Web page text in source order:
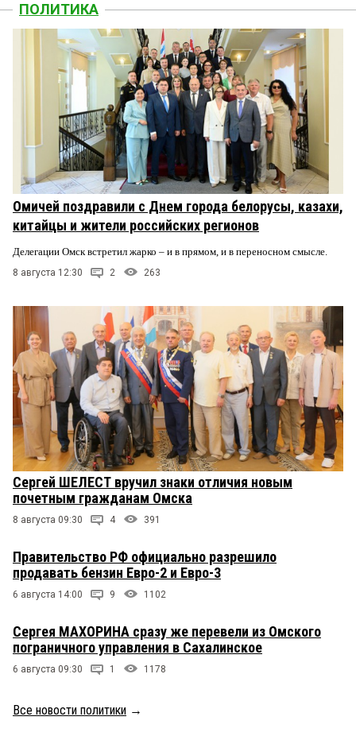
ПОЛИТИКА
Омичей поздравили с Днем города белорусы, казахи,
китайцы и жители российских регионов
Делегации Омск встретил жарко – и в прямом, и в переносном смысле.
8 августа 12:30 2 263
Сергей ШЕЛЕСТ вручил знаки отличия новым
почетным гражданам Омска
8 августа 09:30 4 391
Правительство РФ официально разрешило
продавать бензин Евро-2 и Евро-3
6 августа 14:00 9 1102
Сергея МАХОРИНА сразу же перевели из Омского
пограничного управления в Сахалинское
6 августа 09:30 1 1178
Все новости политики →